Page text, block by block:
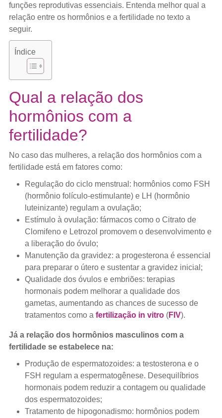
funções reprodutivas essenciais. Entenda melhor qual a
relação entre os hormônios e a fertilidade no texto a
seguir.
Índice
Qual a relação dos
hormônios com a
fertilidade?
No caso das mulheres, a relação dos hormônios com a
fertilidade está em fatores como:
Regulação do ciclo menstrual: hormônios como FSH
(hormônio folículo-estimulante) e LH (hormônio
luteinizante) regulam a ovulação;
Estímulo à ovulação: fármacos como o Citrato de
Clomifeno e Letrozol promovem o desenvolvimento e
a liberação do óvulo;
Manutenção da gravidez: a progesterona é essencial
para preparar o útero e sustentar a gravidez inicial;
Qualidade dos óvulos e embriões: terapias
hormonais podem melhorar a qualidade dos
gametas, aumentando as chances de sucesso de
tratamentos como a fertilização in vitro(FIV).
Já a relação dos hormônios masculinos com a
fertilidade se estabelece na:
Produção de espermatozoides: a testosterona e o
FSH regulam a espermatogênese. Desequilíbrios
hormonais podem reduzir a contagem ou qualidade
dos espermatozoides;
Tratamento de hipogonadismo: hormônios podem